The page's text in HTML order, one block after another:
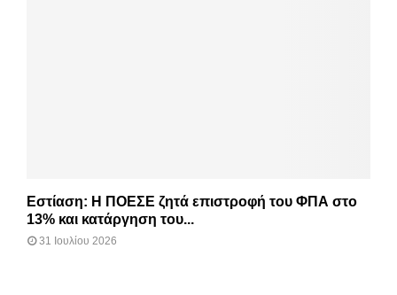
Εστίαση: Η ΠΟΕΣΕ ζητά επιστροφή του ΦΠΑ στο
13% και κατάργηση του...
31 Ιουλίου 2026